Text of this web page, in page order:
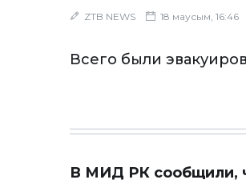
ZTB NEWS 18 маусым, 16:46
Всего были
В МИД РК сообщили,